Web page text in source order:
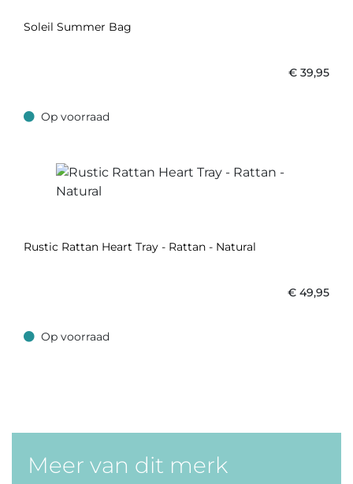
Soleil Summer Bag
€ 39,95
Op voorraad
Op voorraad
Rustic Rattan Heart Tray - Rattan - Natural
€ 49,95
Op voorraad
Op voorraad
Meer van dit merk